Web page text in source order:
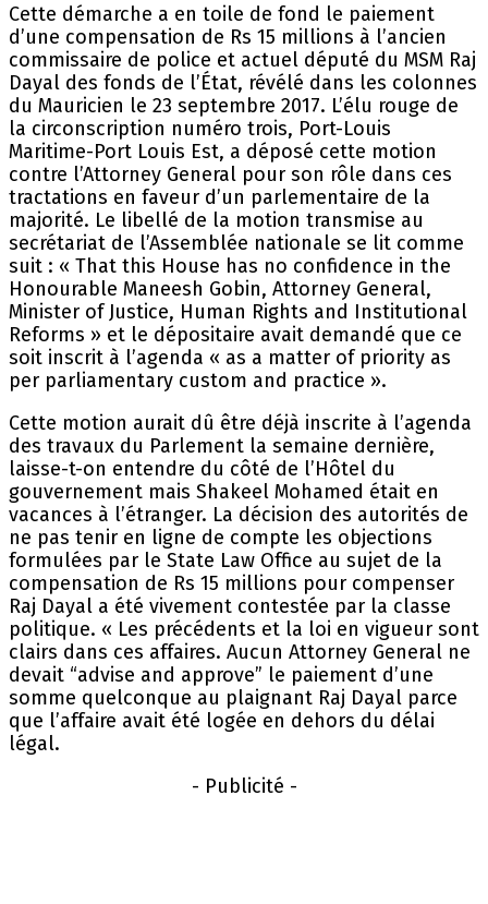
Cette démarche a en toile de fond le paiement
d’une compensation de Rs 15 millions à l’ancien
commissaire de police et actuel député du MSM Raj
Dayal des fonds de l’État, révélé dans les colonnes
du Mauricien le 23 septembre 2017. L’élu rouge de
la circonscription numéro trois, Port-Louis
Maritime-Port Louis Est, a déposé cette motion
contre l’Attorney General pour son rôle dans ces
tractations en faveur d’un parlementaire de la
majorité. Le libellé de la motion transmise au
secrétariat de l’Assemblée nationale se lit comme
suit : « That this House has no confidence in the
Honourable Maneesh Gobin, Attorney General,
Minister of Justice, Human Rights and Institutional
Reforms » et le dépositaire avait demandé que ce
soit inscrit à l’agenda « as a matter of priority as
per parliamentary custom and practice ».
Cette motion aurait dû être déjà inscrite à l’agenda
des travaux du Parlement la semaine dernière,
laisse-t-on entendre du côté de l’Hôtel du
gouvernement mais Shakeel Mohamed était en
vacances à l’étranger. La décision des autorités de
ne pas tenir en ligne de compte les objections
formulées par le State Law Office au sujet de la
compensation de Rs 15 millions pour compenser
Raj Dayal a été vivement contestée par la classe
politique. « Les précédents et la loi en vigueur sont
clairs dans ces affaires. Aucun Attorney General ne
devait “advise and approve” le paiement d’une
somme quelconque au plaignant Raj Dayal parce
que l’affaire avait été logée en dehors du délai
légal.
- Publicité -